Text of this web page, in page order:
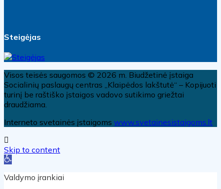
Steigėjas
Visos teisės saugomos © 2026 m. Biudžetinė įstaiga
Socialinių paslaugų centras „Klaipėdos lakštutė“ – Kopijuoti
turinį be raštiško įstaigos vadovo sutikimo griežtai
draudžiama.
Interneto svetainės įstaigoms www.svetainesistaigoms.lt
Skip to content
Open toolbar
Valdymo įrankiai